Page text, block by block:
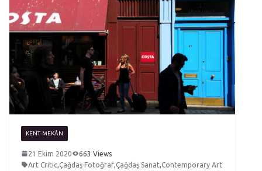
KENT-MEKÂN
21 Ekim 2020
663 Views
Art Critic,Çağdaş Fotoğraf,Çağdaş Sanat,Contemporary Art